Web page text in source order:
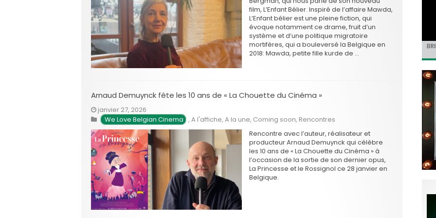
film, L’Enfant Bélier. Inspiré de l’affaire Mawda,
L’Enfant bélier est une pleine fiction, qui
évoque notamment ce drame, fruit d’un
système et d’une politique migratoire
mortifères, qui a bouleversé la Belgique en
2018: Mawda, petite fille kurde de …
Arnaud Demuynck fête les 10 ans de « La Chouette du Cinéma »
janvier 27, 2026
We Love Belgian Cinema , A l'affiche, A la une, Coming soon, Rencontres
Rencontre avec l’auteur, réalisateur et
producteur Arnaud Demuynck qui célèbre
les 10 ans de « La Chouette du Cinéma » à
l’occasion de la sortie de son dernier opus,
La Princesse et le Rossignol ce 28 janvier en
Belgique.
«
«
«